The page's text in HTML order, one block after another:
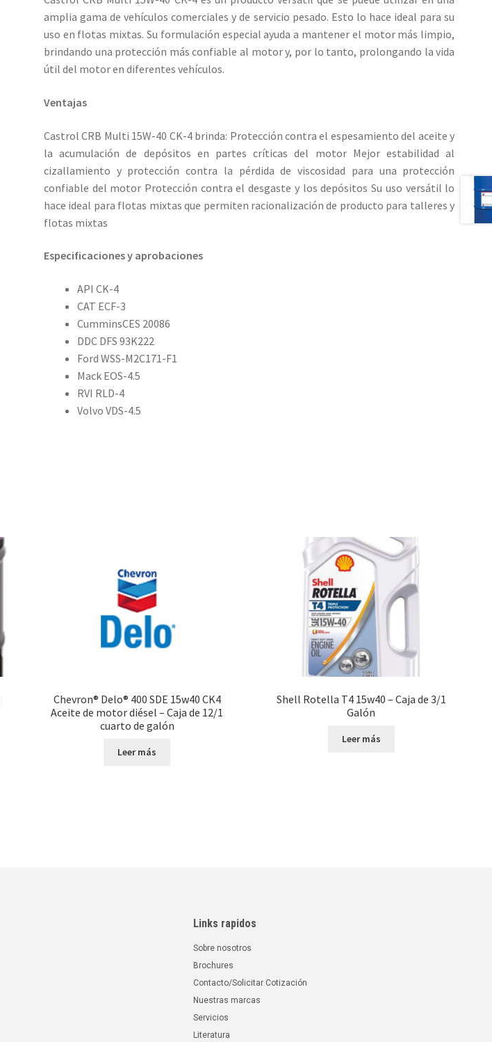
amplia gama de vehículos comerciales y de servicio pesado. Esto lo hace ideal para su
uso en flotas mixtas. Su formulación especial ayuda a mantener el motor más limpio,
brindando una protección más confiable al motor y, por lo tanto, prolongando la vida
útil del motor en diferentes vehículos.
Ventajas
Castrol CRB Multi 15W-40 CK-4 brinda: Protección contra el espesamiento del aceite y
la acumulación de depósitos en partes críticas del motor Mejor estabilidad al
cizallamiento y protección contra la pérdida de viscosidad para una protección
confiable del motor Protección contra el desgaste y los depósitos Su uso versátil lo
hace ideal para flotas mixtas que permiten racionalización de producto para talleres y
flotas mixtas
Especificaciones y aprobaciones
API CK-4
CAT ECF-3
CumminsCES 20086
DDC DFS 93K222
Ford WSS-M2C171-F1
Mack EOS-4.5
RVI RLD-4
Volvo VDS-4.5
Chevron® Delo® 400 SDE 15w40 CK4
Aceite de motor diésel – Caja de 12/1
cuarto de galón
Leer más
Shell Rotella T4 15w40 – Caja de 3/1
Galón
Leer más
Links rapidos
Sobre nosotros
Brochures
Contacto/Solicitar Cotización
Nuestras marcas
Servicios
Literatura